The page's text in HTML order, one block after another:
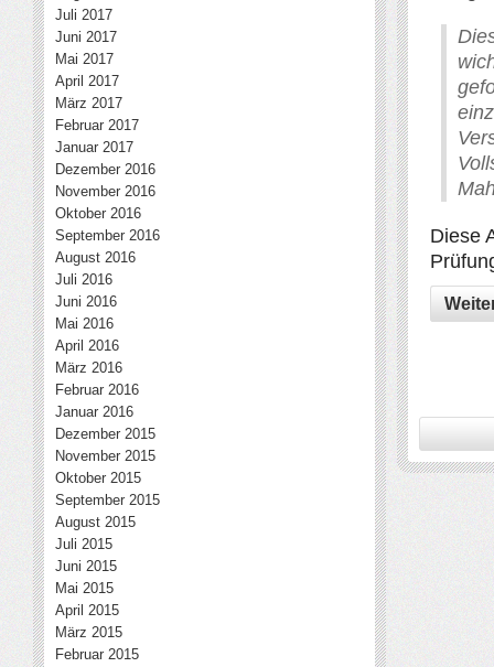
Diese
Juli 2017
Juni 2017
Mai 2017
April 2017
März 2017
Februar 2017
Januar 2017
Dezember 2016
November 2016
Oktober 2016
September 2016
August 2016
Juli 2016
Juni 2016
Mai 2016
April 2016
März 2016
Februar 2016
Januar 2016
Dezember 2015
November 2015
Oktober 2015
September 2015
August 2015
Juli 2015
Juni 2015
Mai 2015
April 2015
März 2015
Februar 2015